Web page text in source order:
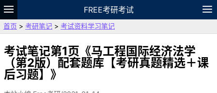
FREE考研考试
题库
故事 专题 APP
VIP
资料
首页 > 考研笔记 > 考试资料学习笔记
考试笔记第1页《马工程国际经济法学
（第2版）配套题库【考研真题精选＋课
后习题】》